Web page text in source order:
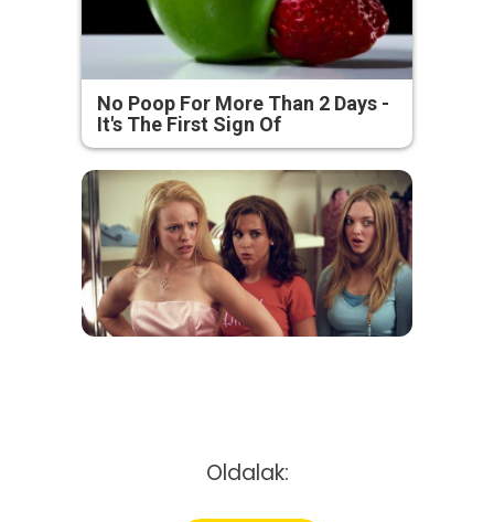
No Poop For More Than 2 Days -
It's The First Sign Of
Oldalak: